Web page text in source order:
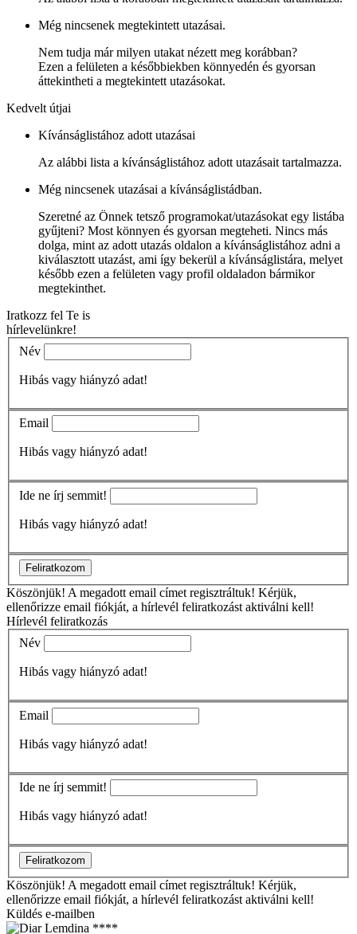
Még nincsenek megtekintett utazásai.
Nem tudja már milyen utakat nézett meg korábban?
Ezen a felületen a későbbiekben könnyedén és gyorsan
áttekintheti a megtekintett utazásokat.
Kedvelt útjai
Kívánságlistához adott utazásai
Az alábbi lista a kívánságlistához adott utazásait tartalmazza.
Még nincsenek utazásai a kívánságlistádban.
Szeretné az Önnek tetsző programokat/utazásokat egy listába
gyűjteni? Most könnyen és gyorsan megteheti. Nincs más
dolga, mint az adott utazás oldalon a kívánságlistához adni a
kiválasztott utazást, ami így bekerül a kívánságlistára, melyet
később ezen a felületen vagy profil oldaladon bármikor
megtekinthet.
Iratkozz fel Te is
hírlevelünkre!
Név
Hibás vagy hiányzó adat!
Email
Hibás vagy hiányzó adat!
Ide ne írj semmit!
Hibás vagy hiányzó adat!
Feliratkozom
Köszönjük! A megadott email címet regisztráltuk! Kérjük,
ellenőrizze email fiókját, a hírlevél feliratkozást aktiválni kell!
Hírlevél feliratkozás
Név
Hibás vagy hiányzó adat!
Email
Hibás vagy hiányzó adat!
Ide ne írj semmit!
Hibás vagy hiányzó adat!
Feliratkozom
Köszönjük! A megadott email címet regisztráltuk! Kérjük,
ellenőrizze email fiókját, a hírlevél feliratkozást aktiválni kell!
Küldés e-mailben